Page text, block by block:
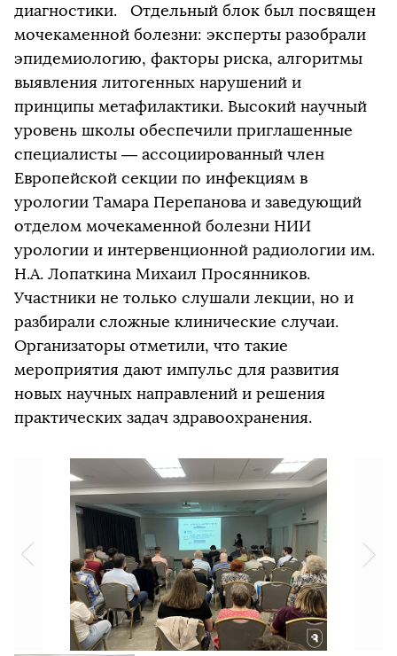
диагностики. Отдельный блок был посвящен
мочекаменной болезни: эксперты разобрали
эпидемиологию, факторы риска, алгоритмы
выявления литогенных нарушений и
принципы метафилактики. Высокий научный
уровень школы обеспечили приглашенные
специалисты — ассоциированный член
Европейской секции по инфекциям в
урологии Тамара Перепанова и заведующий
отделом мочекаменной болезни НИИ
урологии и интервенционной радиологии им.
Н.А. Лопаткина Михаил Просянников.
Участники не только слушали лекции, но и
разбирали сложные клинические случаи.
Организаторы отметили, что такие
мероприятия дают импульс для развития
новых научных направлений и решения
практических задач здравоохранения.